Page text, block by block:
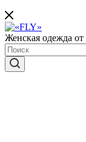
Женская одежда от